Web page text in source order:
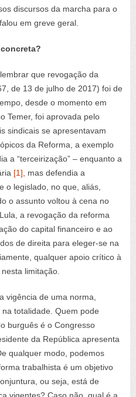
discursos da marcha para o
em greve geral.
que revogação da
de 13 de julho de 2017) foi de
desde o momento em
Temer, foi aprovada pelo
sindicais se apresentavam
da Reforma, a exemplo
a “terceirização” – enquanto a
[1], mas defendia a
o legislado, no que, aliás,
o assunto voltou à cena no
a revogação da reforma
do capital financeiro e ao
de direita para eleger-se na
qualquer apoio crítico à
limitação.
vigência de uma norma,
totalidade. Quem pode
burguês é o Congresso
da República apresenta
qualquer modo, podemos
trabalhista é um objetivo
ou seja, está de